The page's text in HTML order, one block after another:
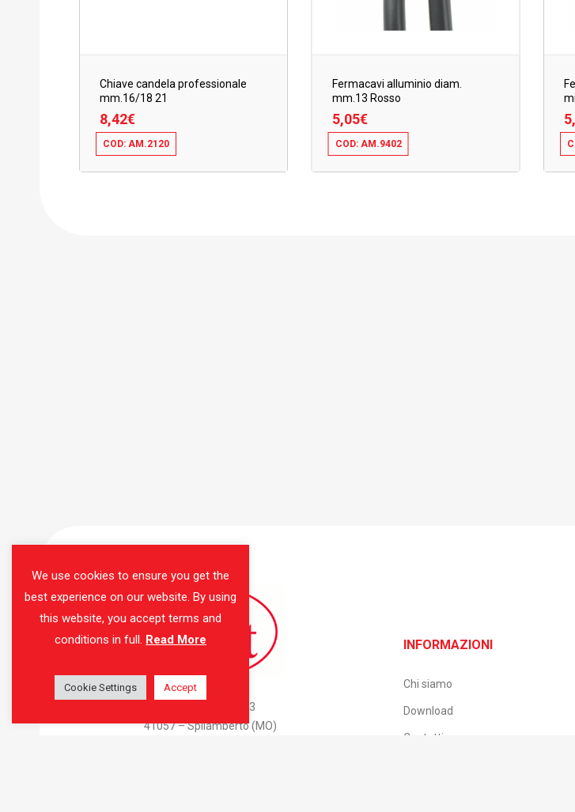
Chiave candela professionale
mm.16/18 21
8,42€
COD: AM.2120
8,42€
Fermacavi alluminio diam.
mm.13 Rosso
5,05€
COD: AM.9402
5,05€
AMAS Srl
Via Don Attilio Bondi, 3
41057 – Spilamberto (MO)
INFORMAZIONI
Chi siamo
Download
Contatti
We use cookies to ensure you get the
best experience on our website. By using
this website, you accept terms and
conditions in full. Read More
Cookie Settings Accept